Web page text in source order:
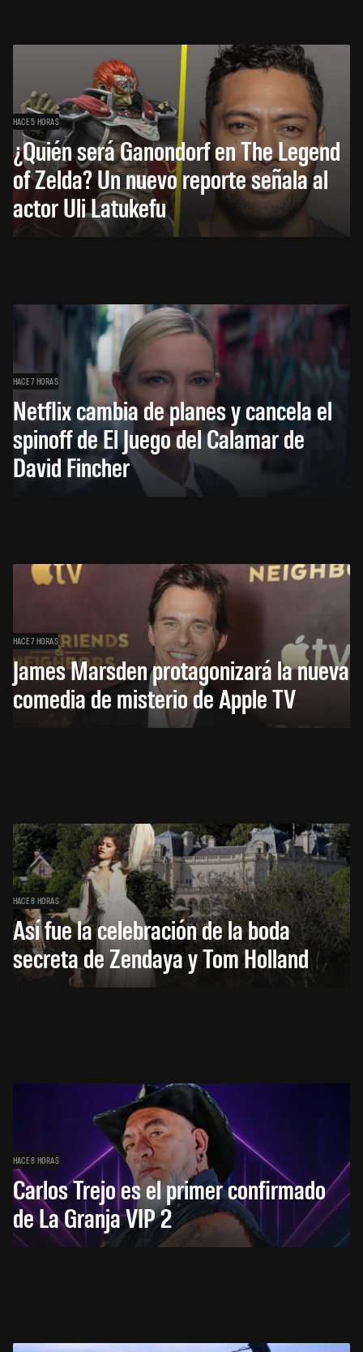
HACE 5 HORAS
¿Quién será Ganondorf en The Legend
of Zelda? Un nuevo reporte señala al
actor Uli Latukefu
HACE 7 HORAS
Netflix cambia de planes y cancela el
spinoff de El Juego del Calamar de
David Fincher
HACE 7 HORAS
James Marsden protagonizará la nueva
comedia de misterio de Apple TV
HACE 8 HORAS
Así fue la celebración de la boda
secreta de Zendaya y Tom Holland
HACE 8 HORAS
Carlos Trejo es el primer confirmado
de La Granja VIP 2